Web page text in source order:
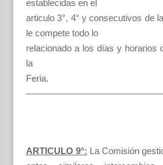
establecidas en el
articulo 3°, 4° y consecutivos de
le compete todo lo
relacionado a los días y horarios
la
Feria.
ARTICULO 9°: La Comisión